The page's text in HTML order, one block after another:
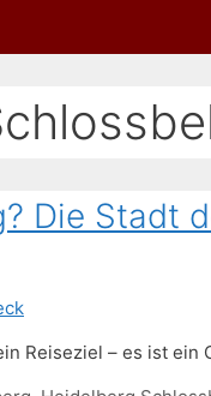
Die Stadt
Reiseziel – es ist ein